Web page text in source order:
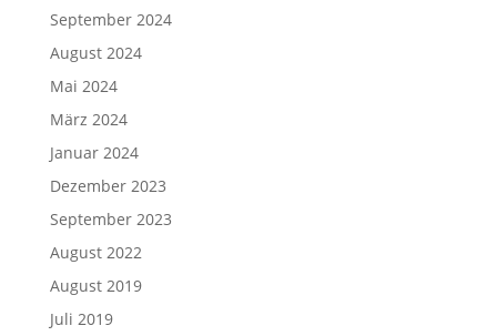
September 2024
August 2024
Mai 2024
März 2024
Januar 2024
Dezember 2023
September 2023
August 2022
August 2019
Juli 2019